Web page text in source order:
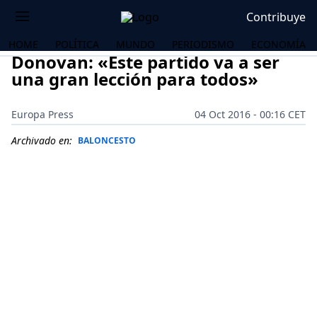
Contribuye
HOME POLÍTICA MUNDO PERIODISMO ECONOMÍA
Donovan: «Este partido va a ser
una gran lección para todos»
Europa Press
04 Oct 2016 - 00:16 CET
Archivado en: BALONCESTO